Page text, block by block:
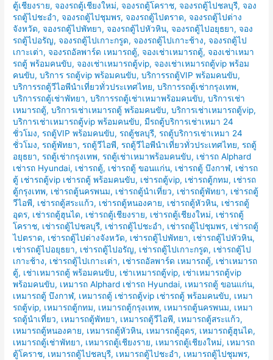
ตู้เชียงราย,จองรถตู้เชียงใหม่,จองรถตู้โคราช,จองรถตู้ไปชลบุรี,จอง
รถตู้ไปชะอำ,จองรถตู้ไปชุมพร,จองรถตู้ไปตราด,จองรถตู้ไปต่าง
จังหวัด,จองรถตู้ไปพัทยา,จองรถตู้ไปหัวหิน,จองรถตู้ไปอยุธยา,จอง
รถตู้ไปอรัญ,จองรถตู้ไปเกาะกรูด,จองรถตู้ไปเกาะช้าง,จองรถตู้ไป
เกาะเต่า,จองรถอัลพาร์ด เหมารถตู้,จองเช่าเหมารถตู้,จองเช่าเหมา
รถตู้ พร้อมคนขับ,จองเช่าเหมารถตู้vip,จองเช่าเหมารถตู้vip พร้อม
คนขับ,บริการ รถตู้vip พร้อมคนขับ,บริการรถตู้VIP พร้อมคนขับ,
บริการรถตู้วีไอพีนำเที่ยวทั่วประเทศไทย,บริการรถตู้เช่ากรุงเทพ,
บริการรถตู้เช่าพัทยา,บริการรถตู้เช่าเหมาพร้อมคนขับ,บริการเช่า
เหมารถตู้,บริการเช่าเหมารถตู้ พร้อมคนขับ,บริการเช่าเหมารถตู้vip,
บริการเช่าเหมารถตู้vip พร้อมคนขับ,มีรถตู้บริการเช่าเหมา 24
ชั่วโมง,รถตู้VIP พร้อมคนขับ,รถตู้ชลบุรี,รถตู้บริการเช่าเหมา 24
ชั่วโมง,รถตู้พัทยา,รถตู้วีไอพี,รถตู้วีไอพีนำเที่ยวทั่วประเทศไทย,รถตู้
อยุธยา,รถตู้เช่ากรุงเทพ,รถตู้เช่าเหมาพร้อมคนขับ, เช่ารถ Alphard
เช่ารถ Hyundai, เช่ารถตู้, เช่ารถตู้ ขอนแก่น, เช่ารถตู้ บึงกาฬ, เช่ารถ
ตู้ เช่ารถตู้vip เช่ารถตู้ พร้อมคนขับ, เช่ารถตู้vip, เช่ารถตู้กทม, เช่ารถ
ตู้กรุงเทพ, เช่ารถตู้นครพนม, เช่ารถตู้นำเที่ยว, เช่ารถตู้พัทยา, เช่ารถตู้
วีไอพี, เช่ารถตู้สระแก้ว, เช่ารถตู้หนองคาย, เช่ารถตู้หัวหิน, เช่ารถตู้
อุดร, เช่ารถตู้ฮุนได, เช่ารถตู้เชียงราย, เช่ารถตู้เชียงใหม่, เช่ารถตู้
โคราช, เช่ารถตู้ไปชลบุรี, เช่ารถตู้ไปชะอำ, เช่ารถตู้ไปชุมพร, เช่ารถตู้
ไปตราด, เช่ารถตู้ไปต่างจังหวัด, เช่ารถตู้ไปพัทยา, เช่ารถตู้ไปหัวหิน,
เช่ารถตู้ไปอยุธยา, เช่ารถตู้ไปอรัญ, เช่ารถตู้ไปเกาะกรูด, เช่ารถตู้ไป
เกาะช้าง, เช่ารถตู้ไปเกาะเต่า, เช่ารถอัลพาร์ด เหมารถตู้, เช่าเหมารถ
ตู้, เช่าเหมารถตู้ พร้อมคนขับ, เช่าเหมารถตู้vip, เช่าเหมารถตู้vip
พร้อมคนขับ, เหมารถ Alphard เช่ารถ Hyundai, เหมารถตู้ ขอนแก่น,
เหมารถตู้ บึงกาฬ, เหมารถตู้ เช่ารถตู้vip เช่ารถตู้ พร้อมคนขับ, เหมา
รถตู้vip, เหมารถตู้กทม, เหมารถตู้กรุงเทพ, เหมารถตู้นครพนม, เหมา
รถตู้นำเที่ยว, เหมารถตู้พัทยา, เหมารถตู้วีไอพี, เหมารถตู้สระแก้ว,
เหมารถตู้หนองคาย, เหมารถตู้หัวหิน, เหมารถตู้อุดร, เหมารถตู้ฮุนได,
เหมารถตู้เช่าพัทยา, เหมารถตู้เชียงราย, เหมารถตู้เชียงใหม่, เหมารถ
ตู้โคราช, เหมารถตู้ไปชลบุรี, เหมารถตู้ไปชะอำ, เหมารถตู้ไปชุมพร,